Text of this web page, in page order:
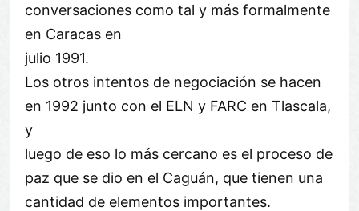
conversaciones como tal y más formalmente
en Caracas en
julio 1991.
Los otros intentos de negociación se hacen
en 1992 junto con el ELN y FARC en Tlascala,
y
luego de eso lo más cercano es el proceso de
paz que se dio en el Caguán, que tienen una
cantidad de elementos importantes.